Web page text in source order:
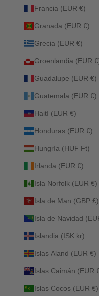
Francia (EUR €)
Granada (EUR €)
Grecia (EUR €)
Groenlandia (EUR
Guadalupe (EUR €)
Guatemala (EUR €)
Haití (EUR €)
Honduras (EUR €)
Hungría (HUF Ft)
Irlanda (EUR €)
Isla Norfolk (EUR €)
Isla de Man (GBP £)
Isla de Navidad
Islandia (ISK kr)
Islas Aland (EUR €)
Islas Caimán (EUR
Islas Cocos (EUR €)